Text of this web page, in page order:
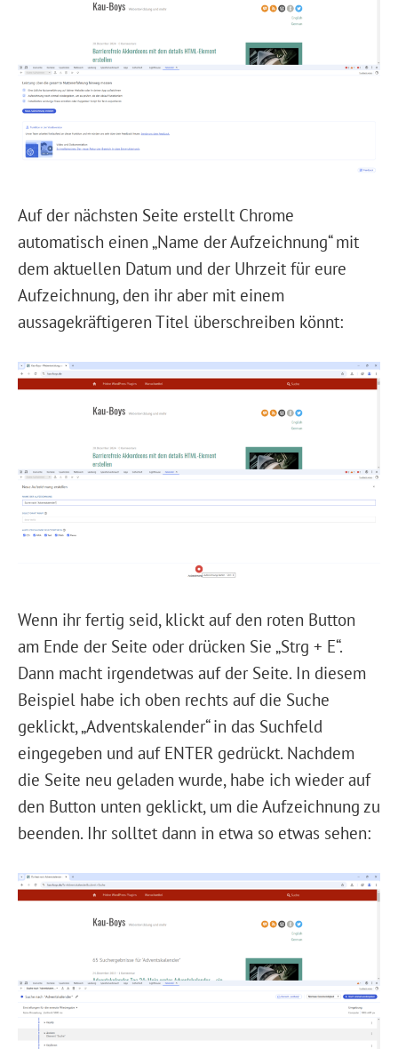
Auf der nächsten Seite erstellt Chrome
automatisch einen „Name der Aufzeichnung“ mit
dem aktuellen Datum und der Uhrzeit für eure
Aufzeichnung, den ihr aber mit einem
aussagekräftigeren Titel überschreiben könnt:
Wenn ihr fertig seid, klickt auf den roten Button
am Ende der Seite oder drücken Sie „Strg + E“.
Dann macht irgendetwas auf der Seite. In diesem
Beispiel habe ich oben rechts auf die Suche
geklickt, „Adventskalender“ in das Suchfeld
eingegeben und auf ENTER gedrückt. Nachdem
die Seite neu geladen wurde, habe ich wieder auf
den Button unten geklickt, um die Aufzeichnung zu
beenden. Ihr solltet dann in etwa so etwas sehen: